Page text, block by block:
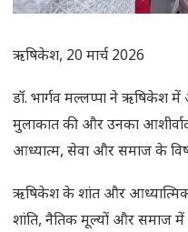
ऋषिकेश, 20 मार्च 2026
डॉ. भार्गव मल्लप्पा ने ऋषिकेश में
मुलाकात की और उनका आशीर्वाद
आध्यात्म, सेवा और समाज के
ऋषिकेश के शांत और
शांति, नैतिक मूल्यों और समाज में